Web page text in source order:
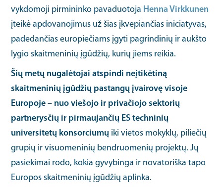
vykdomoji pirmininko pavaduotoja Henna Virkkunen
įteikė apdovanojimus už šias įkvepiančias iniciatyvas,
padedančias europiečiams įgyti pagrindinių ir aukšto
lygio skaitmeninių įgūdžių, kurių jiems reikia.
Šių metų nugalėtojai atspindi neįtikėtiną
skaitmeninių įgūdžių pastangų įvairovę visoje
Europoje – nuo viešojo ir privačiojo sektorių
partnerysčių ir pirmaujančių ES techninių
universitetų konsorciumų iki vietos mokyklų, piliečių
grupių ir visuomeninių bendruomenių projektų. Jų
pasiekimai rodo, kokia gyvybinga ir novatoriška tapo
Europos skaitmeninių įgūdžių aplinka.